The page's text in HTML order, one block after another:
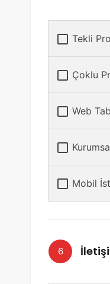
Tekli
Çoklu
Web
Mobil